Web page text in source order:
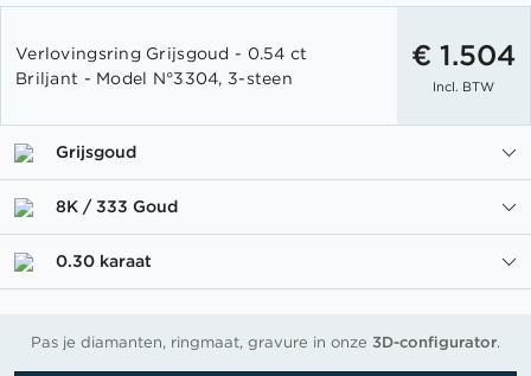
het
begin
de
afbeeldingen-
Verlovingsring Grijsgoud - 0.54 ct
Briljant - Model N°3304, 3-steen
€ 1.504
Incl. BTW
Grijsgoud
8K / 333 Goud
0.30 karaat
Pas je diamanten, ringmaat, gravure in onze 3D-configurator.